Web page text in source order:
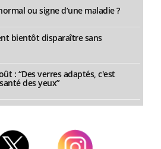
ou signe d’une maladie ?
bientôt disparaître sans
: “Des verres adaptés, c'est
des yeux”